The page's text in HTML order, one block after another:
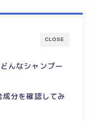
CLOSE
んなシャンプー
分を確認してみ